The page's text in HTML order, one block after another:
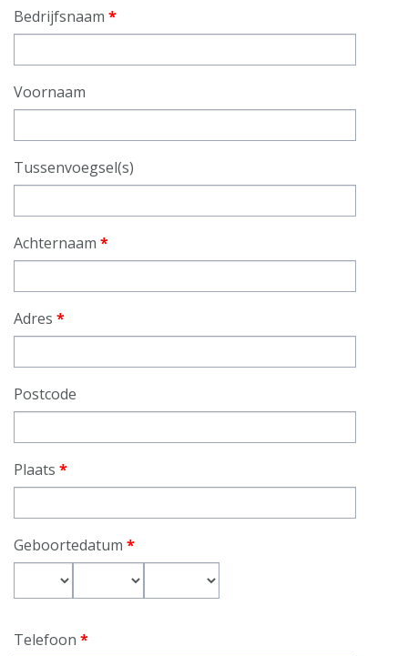
Bedrijfsnaam *
Voornaam
Tussenvoegsel(s)
Achternaam *
Adres *
Postcode
Plaats *
Geboortedatum *
Telefoon *